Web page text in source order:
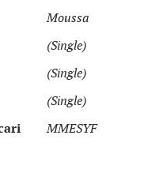
Moussa
(Single)
(Single)
(Single)
MMESYF